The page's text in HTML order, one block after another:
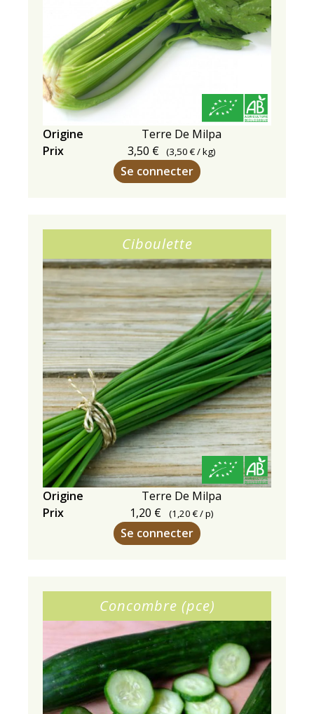
Origine
Terre De Milpa
Prix
3,50 € (3,50 €/ kg)
Se connecter
Ciboulette
Origine
Terre De Milpa
Prix
1,20 € (1,20 €/ p)
Se connecter
Concombre (pce)